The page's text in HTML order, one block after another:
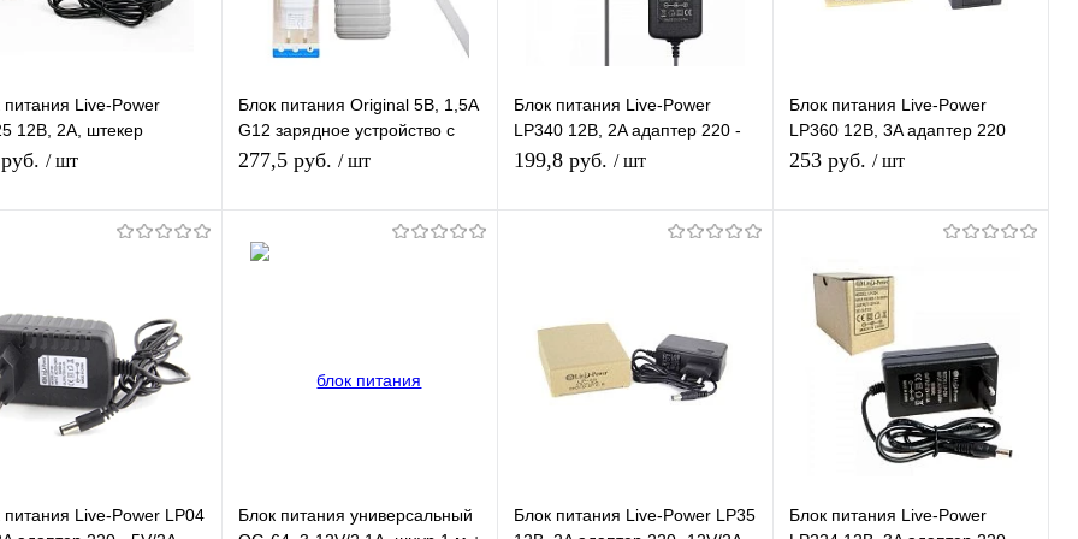
питания Live-Power
12В, 2A, штекер
+ 2 насадки (4,0*1,7
/ шт
Купить в 1
сравнению
избранное В наличии
Блок питания Original 5В, 1,5А
G12 зарядное устройство с
USB + кабель Iphone 1 м
277,5 руб. / шт
В избранное В наличии
Блок питания Live-Power
LP340 12В, 2A адаптер 220 -
12V/2A, шнур 1 м, штекер
199,8 руб. / шт
клик
сравнению
В избранное В наличии
Блок питания Live-Power
LP360 12В, 3A адаптер 220
-12V/3A, штекер 5.5*2,5 мм
253 руб. / шт
Купить в 1
клик
В избранное В наличии
питания Live-Power LP04
Блок питания универсальный
Блок питания Live-Power LP35
Блок питания Live-Power